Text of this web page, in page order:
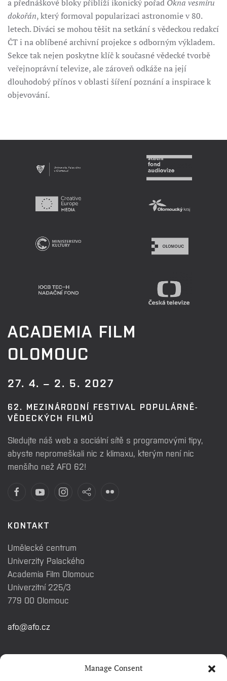
Manage Consent
a přednáškové bloky přiblíží ikonický pořad Okna vesmíru
dokořán, který formoval popularizaci astronomie v 80.
letech. Diváci se mohou těšit na setkání s vědeckou redakcí
ČT i na oblíbené archivní projekce s odborným výkladem.
Sekce tak nejen poskytne klíč k současné vědecké tvorbě
veřejnoprávní televize, ale zároveň odkáže na její
dlouhodobý přínos v oblasti šíření poznání a inspirace k
objevování.
ACADEMIA FILM
OLOMOUC
27. 4. – 2. 5. 2027
62. MEZINÁRODNÍ FESTIVAL POPULÁRNĚ-
VĚDECKÝCH FILMŮ
Sledujte náš web a sociální sítě s programovými tipy,
abyste nepromeškali nic z klimaxu, kterým není nic
menšího než AFO 62!
KONTAKT
Umělecké centrum
Univerzity Palackého
Academia Film Olomouc
Univerzitní 225/3
779 00 Olomouc
afo@afo.cz
RYCHLÉ ODKAZY